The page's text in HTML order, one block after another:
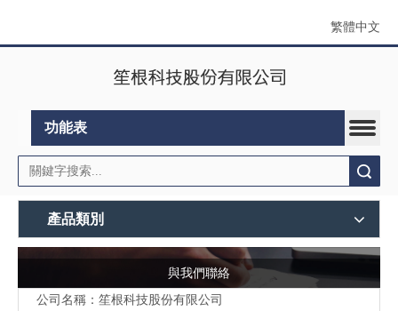
繁體中文
功能表
產品類別
與我們聯絡
公司名稱：笙根科技股份有限公司